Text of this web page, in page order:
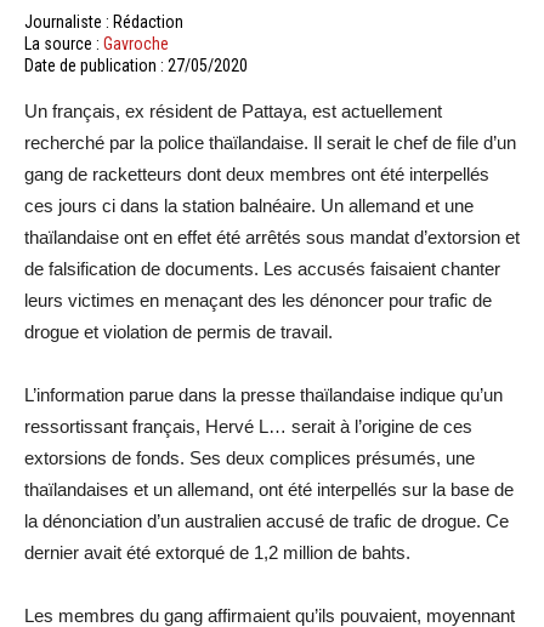
Journaliste : Rédaction
La source : Gavroche
Date de publication : 27/05/2020
Un français, ex résident de Pattaya, est actuellement
recherché par la police thaïlandaise. Il serait le chef de file d’un
gang de racketteurs dont deux membres ont été interpellés
ces jours ci dans la station balnéaire. Un allemand et une
thaïlandaise ont en effet été arrêtés sous mandat d’extorsion et
de falsification de documents. Les accusés faisaient chanter
leurs victimes en menaçant des les dénoncer pour trafic de
drogue et violation de permis de travail.
L’information parue dans la presse thaïlandaise indique qu’un
ressortissant français, Hervé L… serait à l’origine de ces
extorsions de fonds. Ses deux complices présumés, une
thaïlandaises et un allemand, ont été interpellés sur la base de
la dénonciation d’un australien accusé de trafic de drogue. Ce
dernier avait été extorqué de 1,2 million de bahts.
Les membres du gang affirmaient qu’ils pouvaient, moyennant